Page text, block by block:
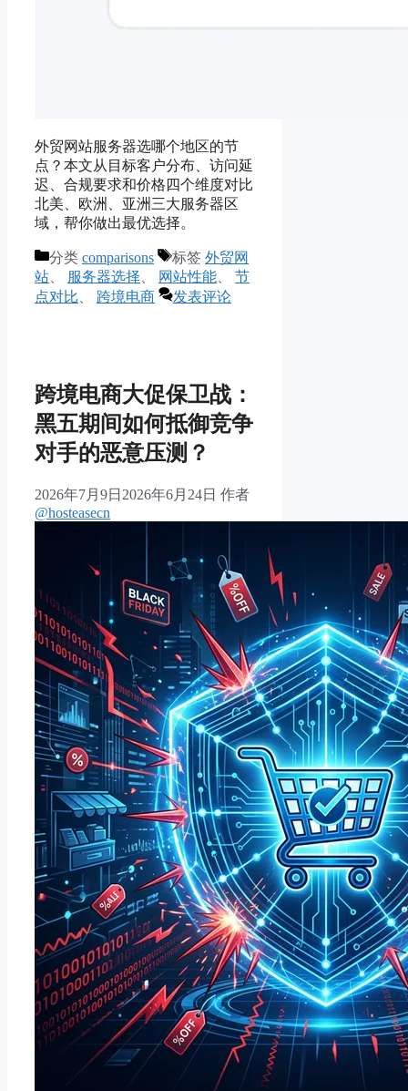
外贸网站服务器选哪个地区的节
点？本文从目标客户分布、访问延
迟、合规要求和价格四个维度对比
北美、欧洲、亚洲三大服务器区
域，帮你做出最优选择。
分类 comparisons 标签 外贸网
站
服务器选择 网站性能
节
点对比
跨境电商 发表评论
跨境电商大促保卫战：
黑五期间如何抵御竞争
对手的恶意压测？
2026年7月9日 2026年6月24日 作者
@hosteasecn